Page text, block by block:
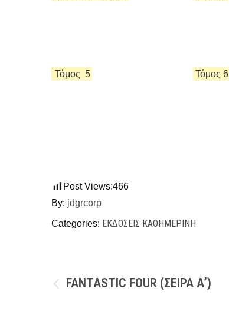
Τόμος 5 Τόμος 6
Post Views:466
By: jdgrcorp
Categories: ΕΚΔΌΣΕΙΣ ΚΑΘΗΜΕΡΙΝΉ
Πλοήγηση
FANTASTIC FOUR (ΣΕΙΡΑ Α’)